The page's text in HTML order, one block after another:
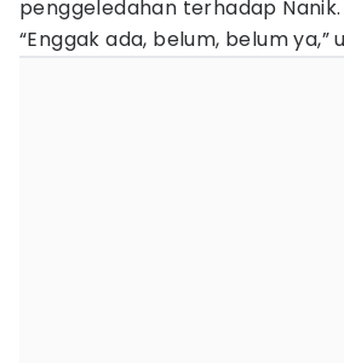
penggeledahan terhadap Nanik.
“Enggak ada, belum, belum ya,”